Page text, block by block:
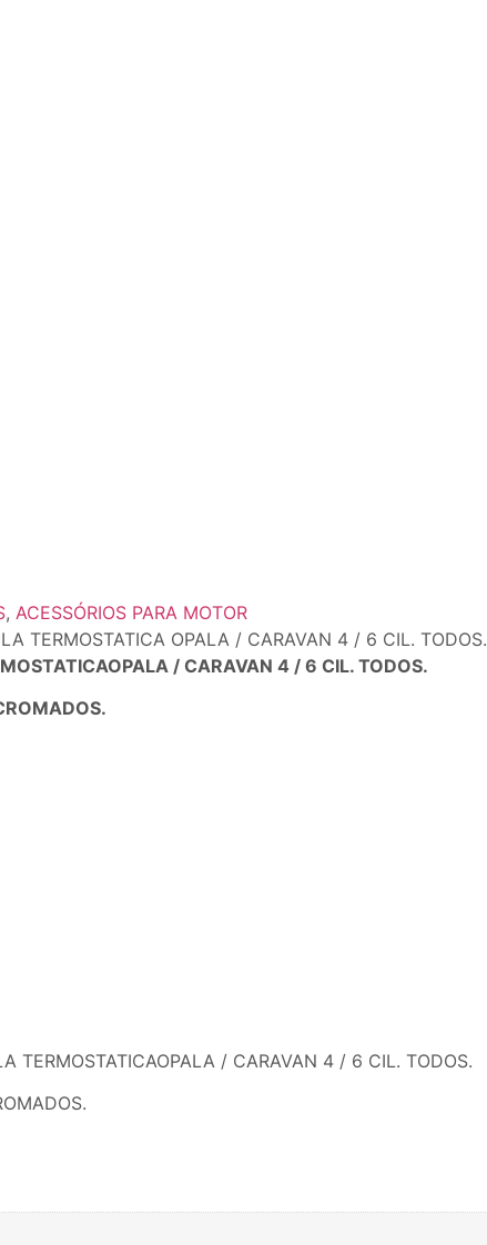
, ACESSÓRIOS PARA MOTOR
TERMOSTATICA OPALA / CARAVAN 4 / 6 CIL. TODOS.
/ CARAVAN 4 / 6 CIL. TODOS.
TERMOSTATICAOPALA / CARAVAN 4 / 6 CIL. TODOS.